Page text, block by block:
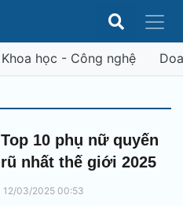
Khoa học - Công nghệ
Top 10 phụ nữ quyến
rũ nhất thế giới 2025
12/03/2025 00:53